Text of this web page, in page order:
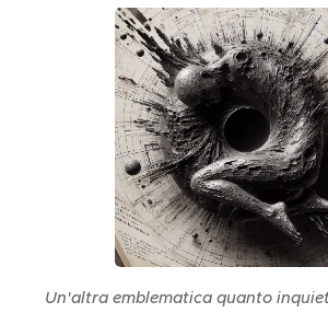
Un'altra emblematica quanto